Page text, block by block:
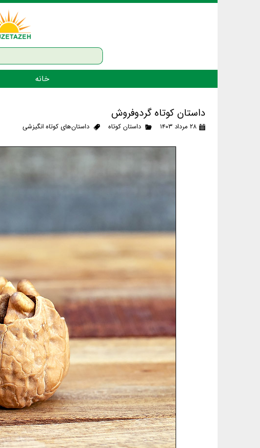
خانه
داستان کوتاه گردوفروش
۲۸ مرداد ۱۴۰۳ داستان کوتاه داستان‌های کوتاه انگیزشی